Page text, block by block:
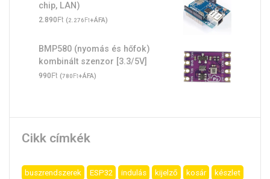
chip, LAN)
2.890Ft (2.276Ft+ÁFA)
BMP580 (nyomás és hőfok)
kombinált szenzor [3.3/5V]
990Ft (780Ft+ÁFA)
Cikk címkék
buszrendszerek ESP32 indulás kijelző kosár
készlet